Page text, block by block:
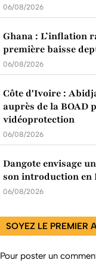
06/08/2026
Ghana : L’inflation
première baisse
06/08/2026
Côte d'Ivoire :
auprès de la BOAD
vidéoprotection
06/08/2026
Dangote envisage
son introduction en
06/08/2026
SOYEZ LE PREMIER
Pour poster un